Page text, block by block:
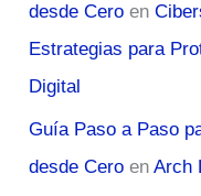
desde Cero en
Estrategias para
Digital
Guía Paso a Paso
desde Cero enArch